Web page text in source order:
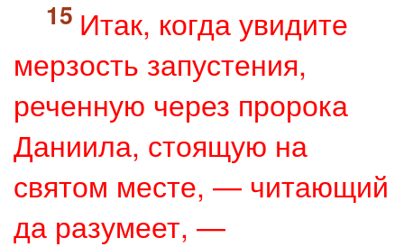
Итак, когда увидите
мерзость запустения,
реченную через пророка
Даниила, стоящую на
святом месте, — читающий
да разумеет, —